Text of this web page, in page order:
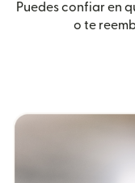
Puedes confiar en
o te